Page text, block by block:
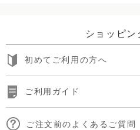
ショッピン
初めてご利用の方へ
ご利用ガイド
ご注文前のよくあるご質問